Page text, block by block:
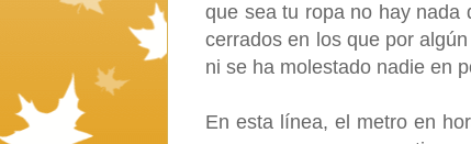
que sea tu ropa no hay nada
cerrados en los que por
ni se ha molestado nadie en
En esta línea, el metro en